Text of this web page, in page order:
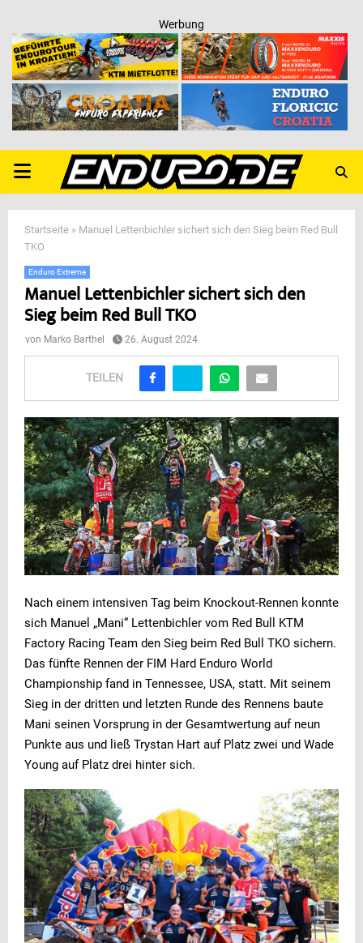
Werbung
PRIMARY
MENU
Startseite » Manuel Lettenbichler sichert sich den Sieg beim Red Bull
TKO
Enduro Extreme
Manuel Lettenbichler sichert sich den
Sieg beim Red Bull TKO
von Marko Barthel 26. August 2024
TEILEN
Nach einem intensiven Tag beim Knockout-Rennen konnte
sich Manuel „Mani“ Lettenbichler vom Red Bull KTM
Factory Racing Team den Sieg beim Red Bull TKO sichern.
Das fünfte Rennen der FIM Hard Enduro World
Championship fand in Tennessee, USA, statt. Mit seinem
Sieg in der dritten und letzten Runde des Rennens baute
Mani seinen Vorsprung in der Gesamtwertung auf neun
Punkte aus und ließ Trystan Hart auf Platz zwei und Wade
Young auf Platz drei hinter sich.